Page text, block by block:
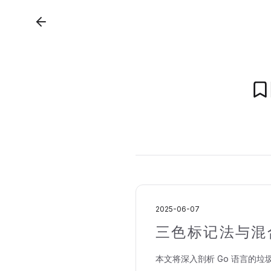
2025-06-07
三色标记法与
本文将深入剖析 Go 语言的垃